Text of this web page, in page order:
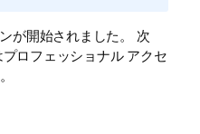
が開始されました。 次
ロフェッショナル アクセ